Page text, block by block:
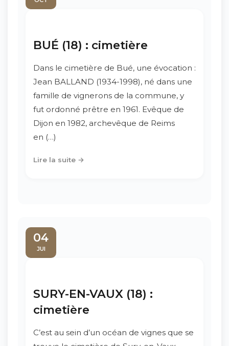
BUÉ (18) : cimetière
Dans le cimetière de Bué, une évocation :
Jean BALLAND (1934-1998), né dans une
famille de vignerons de la commune, y
fut ordonné prêtre en 1961. Evêque de
Dijon en 1982, archevêque de Reims
en (…)
Lire la suite →
04
JUI
SURY-EN-VAUX (18) :
cimetière
C’est au sein d’un océan de vignes que se